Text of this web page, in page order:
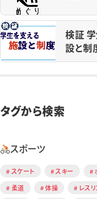
検証
設と制
タグから検索
スポーツ
スケート スキー
柔道
体操 レス